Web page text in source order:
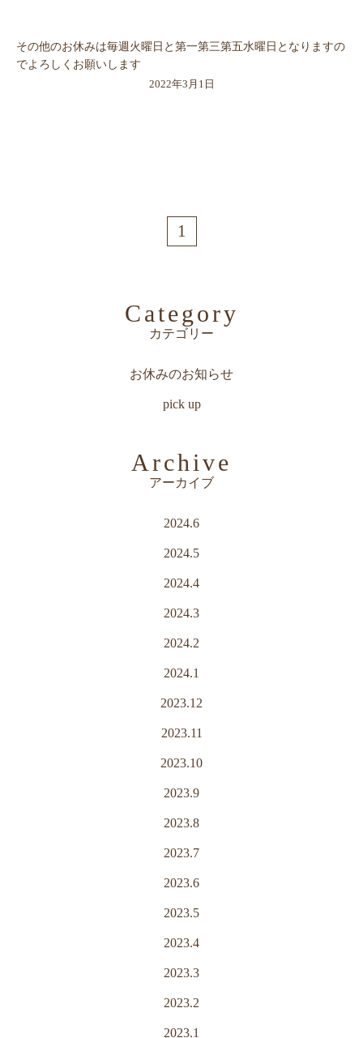
その他のお休みは毎週火曜日と第一第三第五水曜日となりますの
でよろしくお願いします
2022年3月1日
1
Category
カテゴリー
お休みのお知らせ
pick up
Archive
アーカイブ
2024.6
2024.5
2024.4
2024.3
2024.2
2024.1
2023.12
2023.11
2023.10
2023.9
2023.8
2023.7
2023.6
2023.5
2023.4
2023.3
2023.2
2023.1